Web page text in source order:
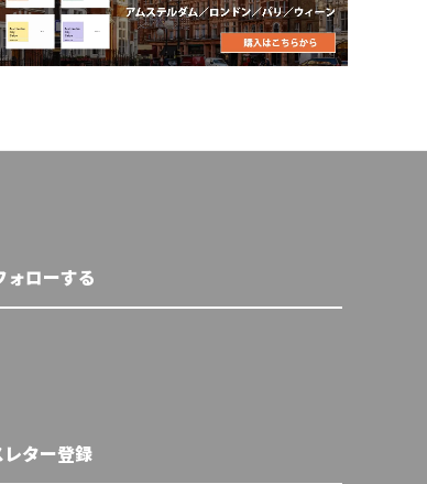
ォローする
レター登録